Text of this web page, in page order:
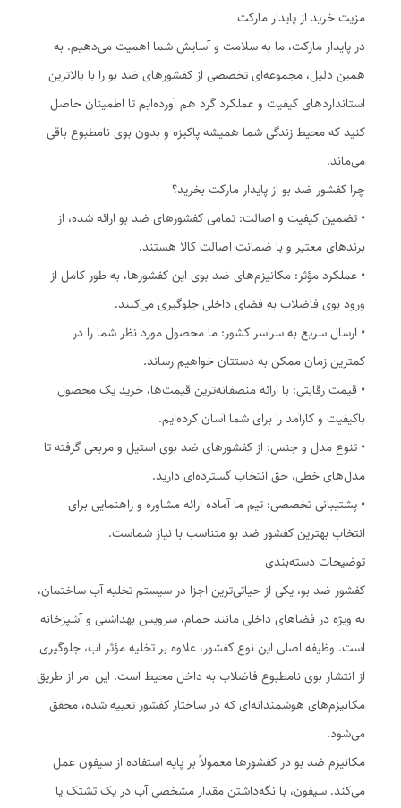
مزیت خرید از پایدار مارکت
در پایدار مارکت، ما به سلامت و آسایش شما اهمیت می‌دهیم. به
همین دلیل، مجموعه‌ای تخصصی از کفشورهای ضد بو را با بالاترین
استانداردهای کیفیت و عملکرد گرد هم آورده‌ایم تا اطمینان حاصل
کنید که محیط زندگی شما همیشه پاکیزه و بدون بوی نامطبوع باقی
می‌ماند.
چرا کفشور ضد بو از پایدار مارکت بخرید؟
• تضمین کیفیت و اصالت: تمامی کفشورهای ضد بو ارائه شده، از
برندهای معتبر و با ضمانت اصالت کالا هستند.
• عملکرد مؤثر: مکانیزم‌های ضد بوی این کفشورها، به طور کامل از
ورود بوی فاضلاب به فضای داخلی جلوگیری می‌کنند.
• ارسال سریع به سراسر کشور: ما محصول مورد نظر شما را در
کمترین زمان ممکن به دستتان خواهیم رساند.
• قیمت رقابتی: با ارائه منصفانه‌ترین قیمت‌ها، خرید یک محصول
باکیفیت و کارآمد را برای شما آسان کرده‌ایم.
• تنوع مدل و جنس: از کفشورهای ضد بوی استیل و مربعی گرفته تا
مدل‌های خطی، حق انتخاب گسترده‌ای دارید.
• پشتیبانی تخصصی: تیم ما آماده ارائه مشاوره و راهنمایی برای
انتخاب بهترین کفشور ضد بو متناسب با نیاز شماست.
توضیحات دسته‌بندی
کفشور ضد بو، یکی از حیاتی‌ترین اجزا در سیستم تخلیه آب ساختمان،
به ویژه در فضاهای داخلی مانند حمام، سرویس بهداشتی و آشپزخانه
است. وظیفه اصلی این نوع کفشور، علاوه بر تخلیه مؤثر آب، جلوگیری
از انتشار بوی نامطبوع فاضلاب به داخل محیط است. این امر از طریق
مکانیزم‌های هوشمندانه‌ای که در ساختار کفشور تعبیه شده، محقق
می‌شود.
مکانیزم ضد بو در کفشورها معمولاً بر پایه استفاده از سیفون عمل
می‌کند. سیفون، با نگه‌داشتن مقدار مشخصی آب در یک تشتک یا